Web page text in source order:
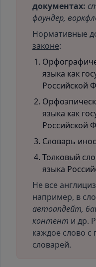
документах:
фаундер,
Нормативные
законе:
языка как
Российской
языка как
Российской
Словарь
Толковый
языка
Не все
например, в
автоапдейт,
контент и др.
каждое слово
словарей.